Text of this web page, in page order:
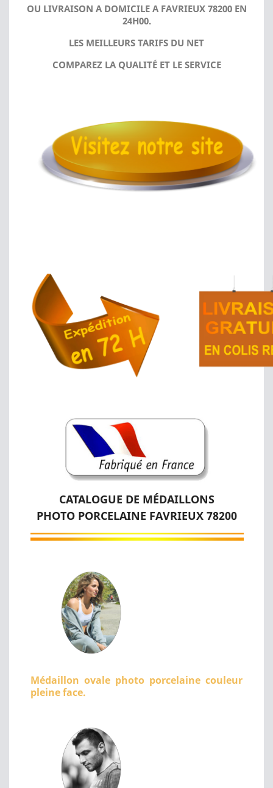
OU LIVRAISON A DOMICILE A FAVRIEUX 78200 EN
24H00.
LES MEILLEURS TARIFS DU NET
COMPAREZ LA QUALITÉ ET LE SERVICE
CATALOGUE DE MÉDAILLONS
PHOTO PORCELAINE FAVRIEUX 78200
Médaillon ovale photo porcelaine couleur
pleine face.